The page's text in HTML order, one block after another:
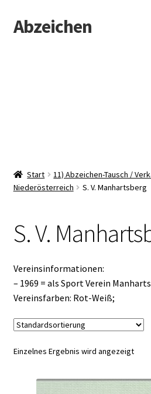
Zur
Navigation
Zum
Inhalt
Abzeichen
Start 11) Abzeichen-Tausch /
Niederösterreich
S. V. Manhartsberg
S. V.
Vereinsinformationen:
– 1969 = als Sport Verein
Vereinsfarben: Rot-Weiß;
Einzelnes Ergebnis wird angezeigt